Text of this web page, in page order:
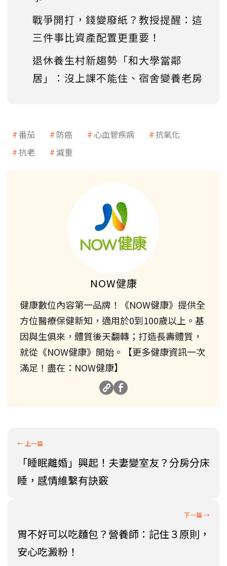
戰爭開打，錢變廢紙？教授提醒：這
三件事比資產配置更重要！
退休養生村新趨勢「和大學當鄰
居」：沒上課不能住、宿舍變養老房
番茄 防癌 心血管疾病
抗氧化
抗老
減重
NOW健康
健康數位內容第一品牌！《NOW健康》提供全
方位醫療保健新知，適用於0到100歲以上。基
因與生俱來，體質後天翻轉；打造長壽體質，
就從《NOW健康》開始。【更多健康資訊一次
滿足！盡在：NOW健康】
「睡眠離婚」興起！夫妻變室友？分房分床
睡，感情維繫有訣竅
胃不好可以吃麵包？營養師：記住３原則，
安心吃澱粉！